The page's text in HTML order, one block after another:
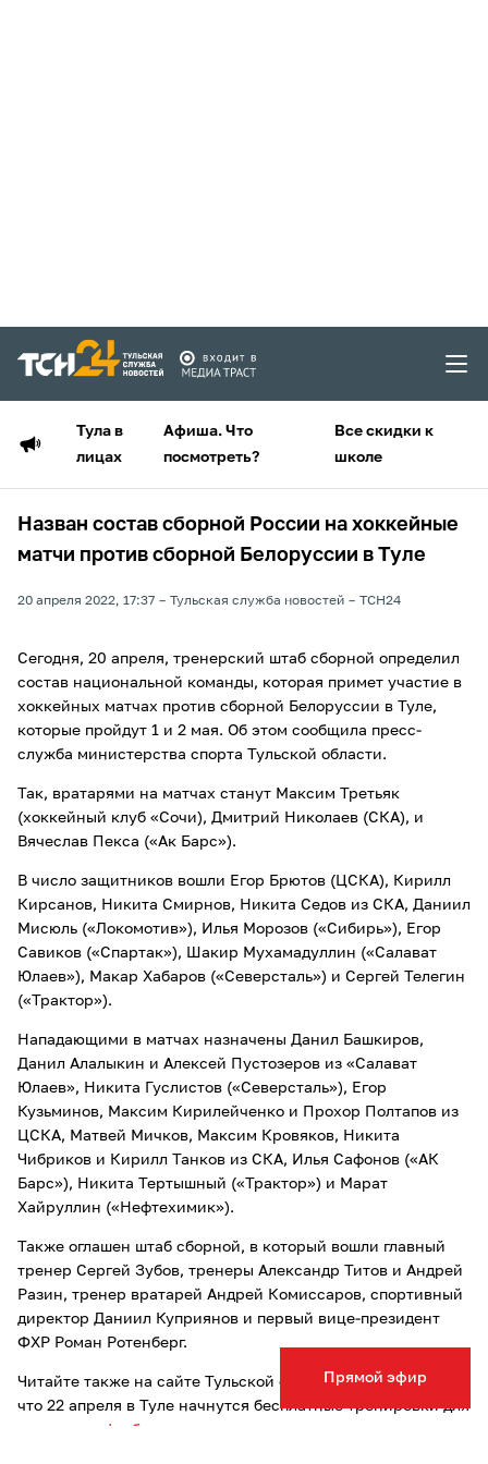
Тула в
лицах
Афиша. Что
посмотреть?
Все скидки к
школе
Прямой эфир
Назван состав сборной России на хоккейные
матчи против сборной Белоруссии в Туле
20 апреля 2022, 17:37 Тульская служба новостей ТСН24
Сегодня, 20 апреля, тренерский штаб сборной определил
состав национальной команды, которая примет участие в
хоккейных матчах против сборной Белоруссии в Туле,
которые пройдут 1 и 2 мая. Об этом сообщила пресс-
служба министерства спорта Тульской области.
Так, вратарями на матчах станут Максим Третьяк
(хоккейный клуб «Сочи), Дмитрий Николаев (СКА), и
Вячеслав Пекса («Ак Барс»).
В число защитников вошли Егор Брютов (ЦСКА), Кирилл
Кирсанов, Никита Смирнов, Никита Седов из СКА, Даниил
Мисюль («Локомотив»), Илья Морозов («Сибирь»), Егор
Савиков («Спартак»), Шакир Мухамадуллин («Салават
Юлаев»), Макар Хабаров («Северсталь») и Сергей Телегин
(«Трактор»).
Нападающими в матчах назначены Данил Башкиров,
Данил Алалыкин и Алексей Пустозеров из «Салават
Юлаев», Никита Гуслистов («Северсталь»), Егор
Кузьминов, Максим Кирилейченко и Прохор Полтапов из
ЦСКА, Матвей Мичков, Максим Кровяков, Никита
Чибриков и Кирилл Танков из СКА, Илья Сафонов («АК
Барс»), Никита Тертышный («Трактор») и Марат
Хайруллин («Нефтехимик»).
Также оглашен штаб сборной, в который вошли главный
тренер Сергей Зубов, тренеры Александр Титов и Андрей
Разин, тренер вратарей Андрей Комиссаров, спортивный
директор Даниил Куприянов и первый вице-президент
ФХР Роман Ротенберг.
Читайте также на сайте Тульской службы новостей о том,
что 22 апреля в Туле начнутся бесплатные тренировки для
по футболу